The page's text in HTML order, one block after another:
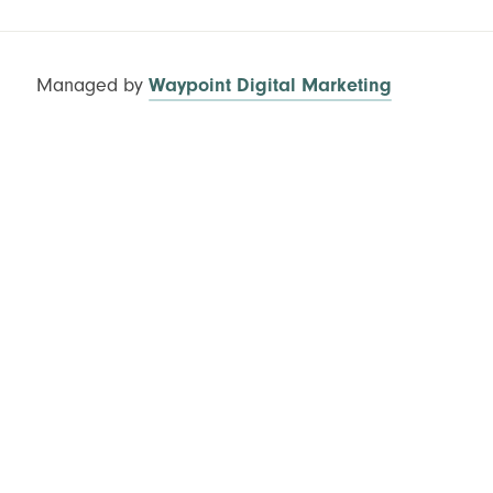
Managed by Waypoint Digital Marketing